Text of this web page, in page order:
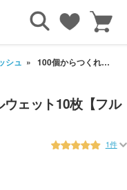
シュ 100個からつくれる！冷感クールウェット10枚【フルカラー印刷】
ェット10枚【フル
1件